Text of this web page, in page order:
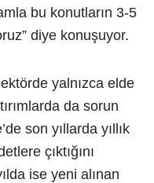
bu konutların 3-5
diye konuşuyor.
yalnızca elde
da sorun
son yıllarda yıllık
çıktığını
ise yeni alınan